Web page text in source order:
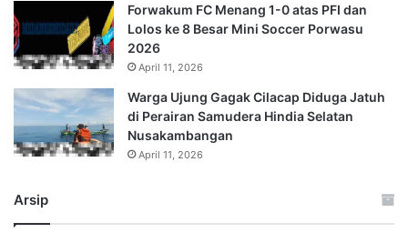
Forwakum FC Menang 1-0 atas PFI dan
Lolos ke 8 Besar Mini Soccer Porwasu
2026
April 11, 2026
Warga Ujung Gagak Cilacap Diduga Jatuh
di Perairan Samudera Hindia Selatan
Nusakambangan
April 11, 2026
Arsip